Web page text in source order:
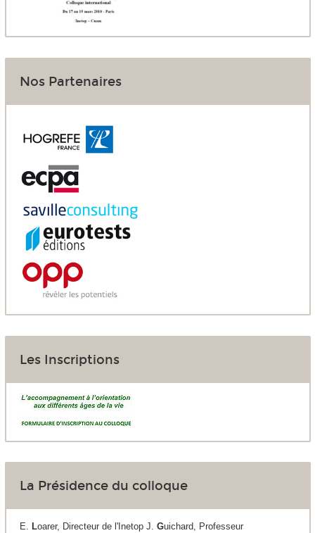
Nos Partenaires
Les Inscriptions
La Présidence du colloque
E. Loarer, Directeur de l'Inetop J. Guichard, Professeur